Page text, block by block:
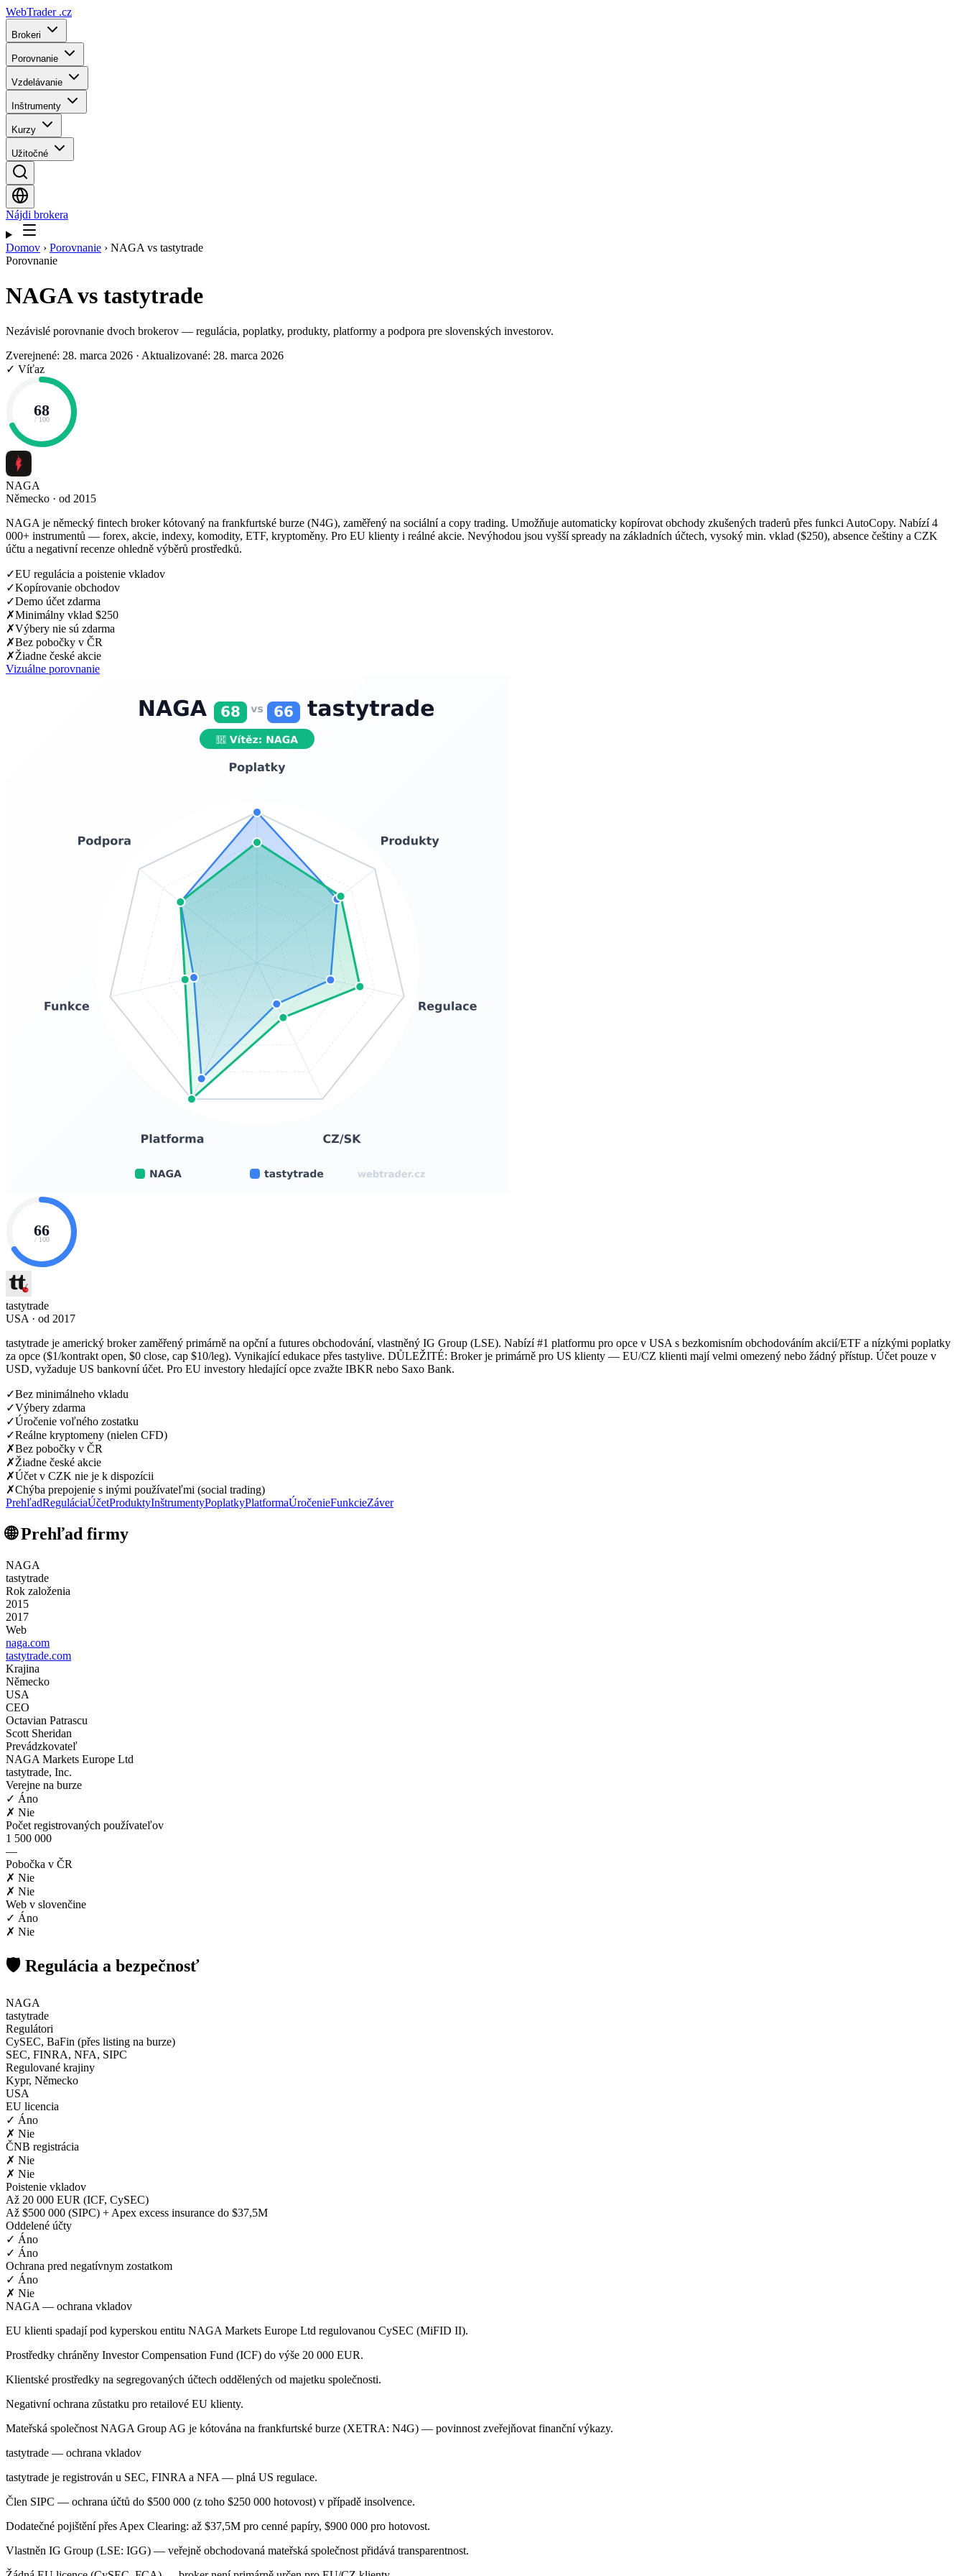
WebTrader .cz
Brokeri
Porovnanie
Vzdelávanie
Inštrumenty
Kurzy
Užitočné
Nájdi brokera
Domov › Porovnanie › NAGA vs tastytrade
Porovnanie
NAGA vs tastytrade
Nezávislé porovnanie dvoch brokerov — regulácia, poplatky, produkty, platformy a podpora pre slovenských investorov.
Zverejnené: 28. marca 2026 · Aktualizované: 28. marca 2026
✓ Víťaz
68
/ 100
NAGA
Německo · od 2015
NAGA je německý fintech broker kótovaný na frankfurtské burze (N4G), zaměřený na sociální a copy trading. Umožňuje automaticky kopírovat obchody zkušených traderů přes funkci AutoCopy. Nabízí 4
000+ instrumentů — forex, akcie, indexy, komodity, ETF, kryptoměny. Pro EU klienty i reálné akcie. Nevýhodou jsou vyšší spready na základních účtech, vysoký min. vklad ($250), absence češtiny a CZK
účtu a negativní recenze ohledně výběrů prostředků.
✓EU regulácia a poistenie vkladov
✓Kopírovanie obchodov
✓Demo účet zdarma
✗Minimálny vklad $250
✗Výbery nie sú zdarma
✗Bez pobočky v ČR
✗Žiadne české akcie
Vizuálne porovnanie
66
/ 100
tastytrade
USA · od 2017
tastytrade je americký broker zaměřený primárně na opční a futures obchodování, vlastněný IG Group (LSE). Nabízí #1 platformu pro opce v USA s bezkomisním obchodováním akcií/ETF a nízkými poplatky
za opce ($1/kontrakt open, $0 close, cap $10/leg). Vynikající edukace přes tastylive. DŮLEŽITÉ: Broker je primárně pro US klienty — EU/CZ klienti mají velmi omezený nebo žádný přístup. Účet pouze v
USD, vyžaduje US bankovní účet. Pro EU investory hledající opce zvažte IBKR nebo Saxo Bank.
✓Bez minimálneho vkladu
✓Výbery zdarma
✓Úročenie voľného zostatku
✓Reálne kryptomeny (nielen CFD)
✗Bez pobočky v ČR
✗Žiadne české akcie
✗Účet v CZK nie je k dispozícii
✗Chýba prepojenie s inými používateľmi (social trading)
PrehľadReguláciaÚčetProduktyInštrumentyPoplatkyPlatformaÚročenieFunkcieZáver
🌐 Prehľad firmy
NAGA
tastytrade
Rok založenia
2015
2017
Web
naga.com
tastytrade.com
Krajina
Německo
USA
CEO
Octavian Patrascu
Scott Sheridan
Prevádzkovateľ
NAGA Markets Europe Ltd
tastytrade, Inc.
Verejne na burze
✓ Áno
✗ Nie
Počet registrovaných používateľov
1 500 000
—
Pobočka v ČR
✗ Nie
✗ Nie
Web v slovenčine
✓ Áno
✗ Nie
🛡️ Regulácia a bezpečnosť
NAGA
tastytrade
Regulátori
CySEC, BaFin (přes listing na burze)
SEC, FINRA, NFA, SIPC
Regulované krajiny
Kypr, Německo
USA
EU licencia
✓ Áno
✗ Nie
ČNB registrácia
✗ Nie
✗ Nie
Poistenie vkladov
Až 20 000 EUR (ICF, CySEC)
Až $500 000 (SIPC) + Apex excess insurance do $37,5M
Oddelené účty
✓ Áno
✓ Áno
Ochrana pred negatívnym zostatkom
✓ Áno
✗ Nie
NAGA — ochrana vkladov
EU klienti spadají pod kyperskou entitu NAGA Markets Europe Ltd regulovanou CySEC (MiFID II).
Prostředky chráněny Investor Compensation Fund (ICF) do výše 20 000 EUR.
Klientské prostředky na segregovaných účtech oddělených od majetku společnosti.
Negativní ochrana zůstatku pro retailové EU klienty.
Mateřská společnost NAGA Group AG je kótována na frankfurtské burze (XETRA: N4G) — povinnost zveřejňovat finanční výkazy.
tastytrade — ochrana vkladov
tastytrade je registrován u SEC, FINRA a NFA — plná US regulace.
Člen SIPC — ochrana účtů do $500 000 (z toho $250 000 hotovost) v případě insolvence.
Dodatečné pojištění přes Apex Clearing: až $37,5M pro cenné papíry, $900 000 pro hotovost.
Vlastněn IG Group (LSE: IGG) — veřejně obchodovaná mateřská společnost přidává transparentnost.